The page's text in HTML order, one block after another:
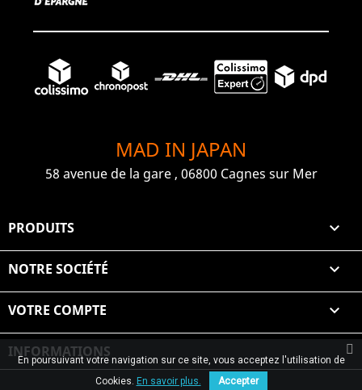
MAD IN JAPAN
58 avenue de la gare , 06800 Cagnes sur Mer
PRODUITS 
NOTRE SOCIÉTÉ 
VOTRE COMPTE 
INFORMATIONS
© 2026 Graiet Mehdi & Geelen
En poursuivant votre navigation sur ce site, vous acceptez l'utilisation de
Cookies. En savoir plus. Accepter